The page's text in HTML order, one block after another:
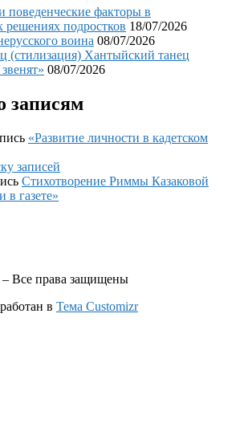
поведенческие факторы в
решениях подростков 18/07/2026
воина 08/07/2026
(стилизация) Хантыйский танец
08/07/2026
записям
«Развитие личности в кадетском
записей
Стихотворение Риммы Казаковой
в газете»
– Все права защищены
в Тема Customizr